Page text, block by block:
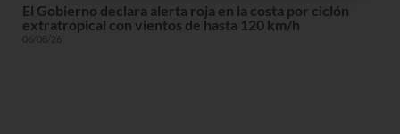
El Gobierno declara alerta roja en la costa por ciclón
extratropical con vientos de hasta 120 km/h
06/08/26